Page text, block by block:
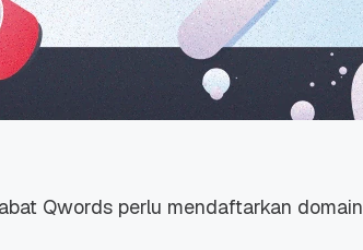
Qwords perlu mendaftarkan domain